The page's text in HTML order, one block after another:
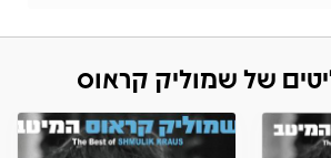
של שמוליק קראוס